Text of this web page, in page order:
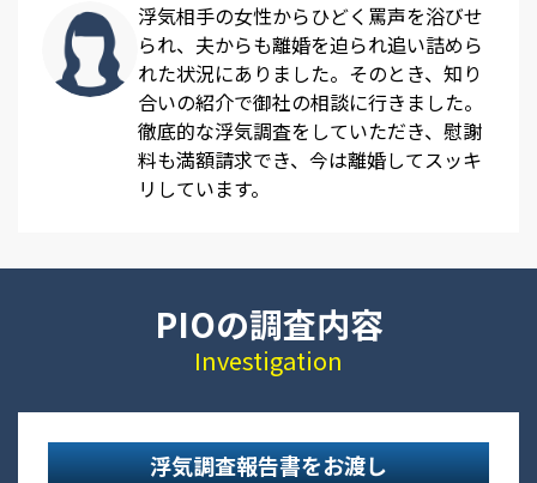
浮気相手の女性からひどく罵声を浴びせ
られ、夫からも離婚を迫られ追い詰めら
れた状況にありました。そのとき、知り
合いの紹介で御社の相談に行きました。
徹底的な浮気調査をしていただき、慰謝
料も満額請求でき、今は離婚してスッキ
リしています。
PIOの調査内容
Investigation
浮気調査報告書をお渡し